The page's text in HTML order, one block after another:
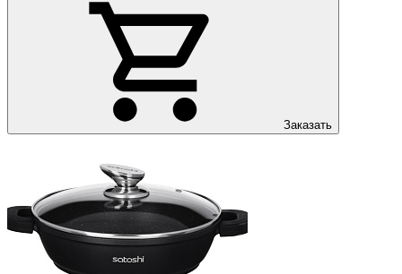
Заказать